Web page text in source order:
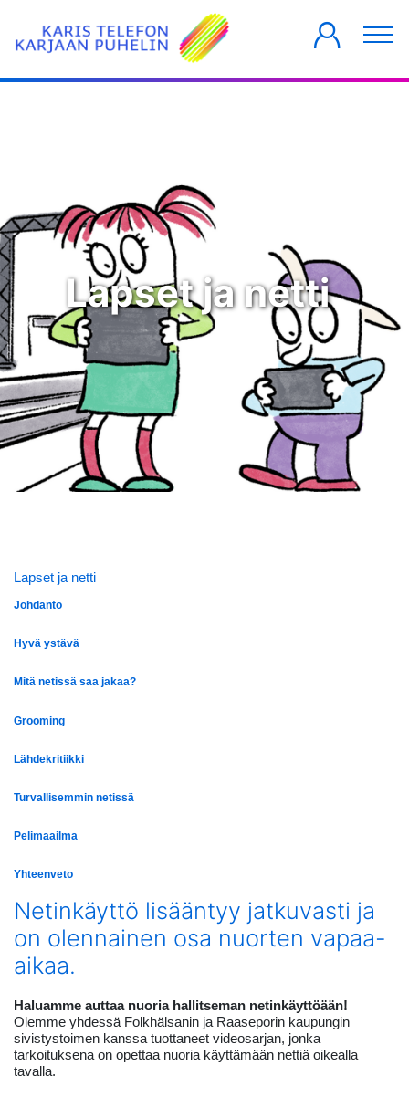
YRITYKSILLE
Lapset ja netti
Johdanto
Hyvä ystävä
Mitä netissä saa jakaa?
Grooming
Lähdekritiikki
Turvallisemmin netissä
Pelimaailma
Yhteenveto
Lapset ja netti
Netinkäyttö lisääntyy jatkuvasti ja
on olennainen osa nuorten vapaa-
aikaa.
Haluamme auttaa nuoria hallitseman netinkäyttöään!
Olemme yhdessä Folkhälsanin ja Raaseporin kaupungin
sivistystoimen kanssa tuottaneet videosarjan, jonka
tarkoituksena on opettaa nuoria käyttämään nettiä oikealla
tavalla.